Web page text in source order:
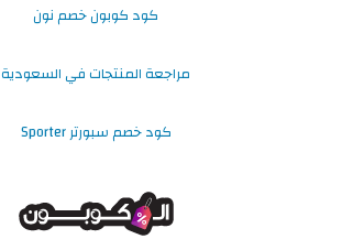
كود كوبون خصم نون
مراجعة المنتجات في السعودية
كود خصم سبورتر Sporter